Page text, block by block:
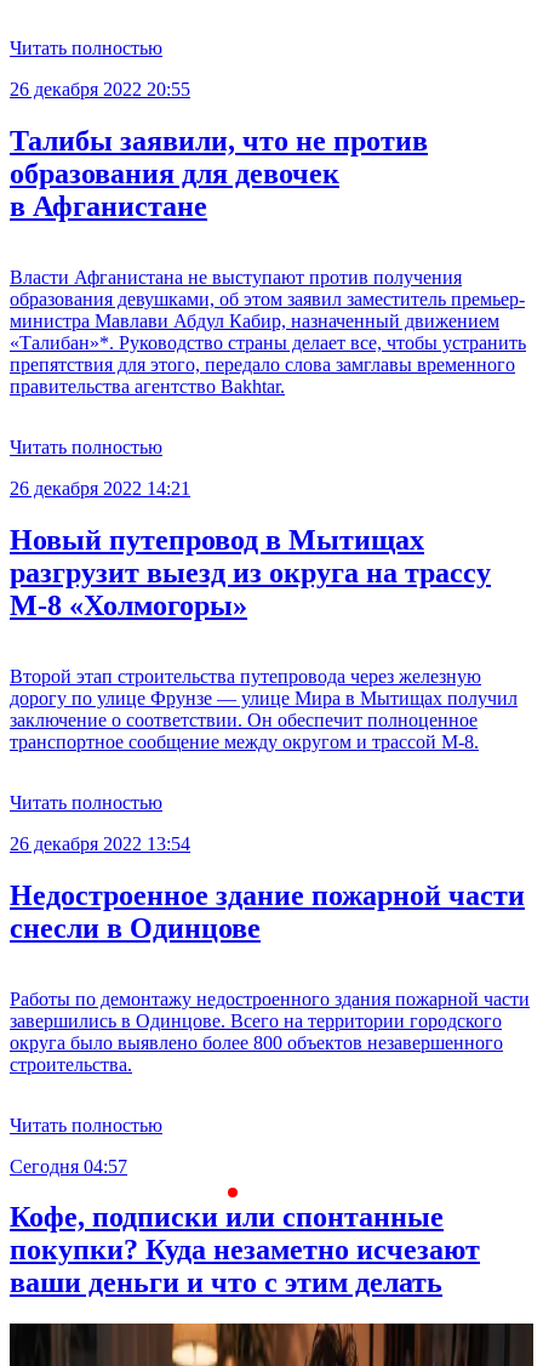
Читать полностью
26 декабря 2022 20:55
Талибы заявили, что не против
образования для девочек
в Афганистане
Власти Афганистана не выступают против получения
образования девушками, об этом заявил заместитель премьер-
министра Мавлави Абдул Кабир, назначенный движением
«Талибан»*. Руководство страны делает все, чтобы устранить
препятствия для этого, передало слова замглавы временного
правительства агентство Bakhtar.
Читать полностью
26 декабря 2022 14:21
Новый путепровод в Мытищах
разгрузит выезд из округа на трассу
М-8 «Холмогоры»
Второй этап строительства путепровода через железную
дорогу по улице Фрунзе — улице Мира в Мытищах получил
заключение о соответствии. Он обеспечит полноценное
транспортное сообщение между округом и трассой М-8.
Читать полностью
26 декабря 2022 13:54
Недостроенное здание пожарной части
снесли в Одинцове
Работы по демонтажу недостроенного здания пожарной части
завершились в Одинцове. Всего на территории городского
округа было выявлено более 800 объектов незавершенного
строительства.
Читать полностью
Сегодня 04:57
Кофе, подписки или спонтанные
покупки? Куда незаметно исчезают
ваши деньги и что с этим делать